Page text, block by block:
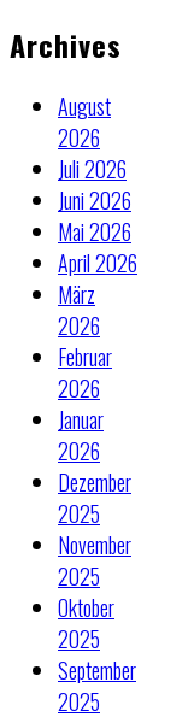
Archives
August
2026
Juli 2026
Juni 2026
Mai 2026
April 2026
März
2026
Februar
2026
Januar
2026
Dezember
2025
November
2025
Oktober
2025
September
2025